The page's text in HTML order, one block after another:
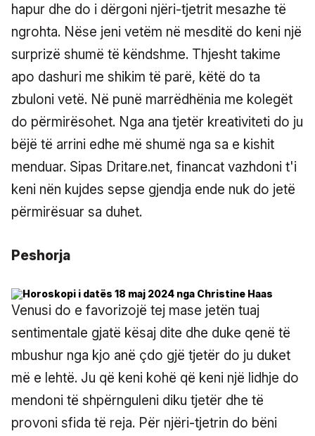
hapur dhe do i dërgoni njëri-tjetrit mesazhe të
ngrohta. Nëse jeni vetëm në mesditë do keni një
surprizë shumë të këndshme. Thjesht takime
apo dashuri me shikim të parë, këtë do ta
zbuloni vetë. Në punë marrëdhënia me kolegët
do përmirësohet. Nga ana tjetër kreativiteti do ju
bëjë të arrini edhe më shumë nga sa e kishit
menduar. Sipas Dritare.net, financat vazhdoni t'i
keni nën kujdes sepse gjendja ende nuk do jetë
përmirësuar sa duhet.
Peshorja
Venusi do e favorizojë tej mase jetën tuaj
sentimentale gjatë kësaj dite dhe duke qenë të
mbushur nga kjo anë çdo gjë tjetër do ju duket
më e lehtë. Ju që keni kohë që keni një lidhje do
mendoni të shpërnguleni diku tjetër dhe të
provoni sfida të reja. Për njëri-tjetrin do bëni